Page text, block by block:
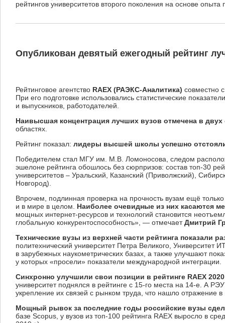
рейтингов университетов второго поколения на основе
Опубликован девятый ежегодный рейтинг
Рейтинговое агентство RAEX (РАЭКС-Аналитика) совместно
При его подготовке использовались статистические
и выпускников, работодателей.
Наивысшая концентрация лучших вузов отмечена в двух
областях.
Рейтинг показал: лидеры высшей школы успешно
Победителем стал МГУ им. М.В. Ломоносова, следом
эшелоне рейтинга обошлось без сюрпризов: состав топ-30
университетов – Уральский, Казанский (Приволжский),
Новгород).
Впрочем, подлинная проверка на прочность вузам ещё
и в мире в целом. Наиболее очевидные из них касаются
мощных интернет-ресурсов и технологий становится
глобальную конкурентоспособность», — отмечаетДмитрий
Технические вузы из верхней части рейтинга показали
политехнический университет Петра Великого,
в зарубежных наукометрических базах, а также улучшают
у которых «просели» показатели международной интеграции.
Синхронно улучшили свои позиции в рейтинге RAEX
университет поднялся в рейтинге с 15-го места на 14-е. А
укрепление их связей с рынком труда, что нашло отражение
Мощный рывок за последние годы российские вузы
базе Scopus, у вузов из топ-100 рейтинга RAEX выросло в